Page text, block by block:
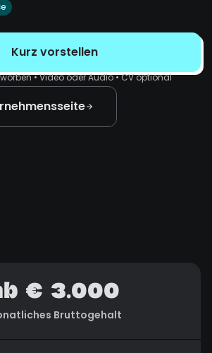
Kurz vorstellen
• Video oder Audio • CV optional
€ 3.000
Bruttogehalt